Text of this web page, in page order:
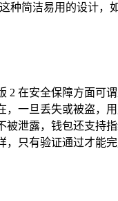
种简洁易用的设计
2 在安全保障方面
一旦丢失或被盗，
泄露，钱包还支
只有验证通过才能